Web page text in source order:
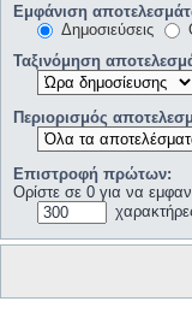
Εμφάνιση
Δημοσιεύσεις
Ταξινόμηση
Περιορισμός
Επιστροφή πρώτων:
Ορίστε σε 0 για να